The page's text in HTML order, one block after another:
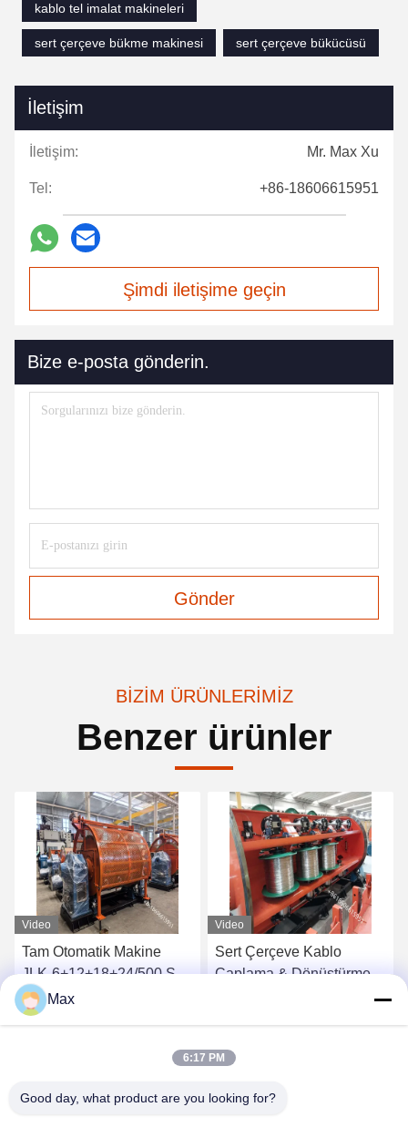
kablo tel imalat makineleri
sert çerçeve bükme makinesi sert çerçeve bükücüsü
İletişim
İletişim: Mr. Max Xu
Tel: +86-18606615951
Şimdi iletişime geçin
Bize e-posta gönderin.
Gönder
BIZIM ÜRÜNLERIMIZ
Benzer ürünler
Video
Tam Otomatik Makine
JLK-6+12+18+24/500 Sert
Şerit Makinesi
En İyi Fiyatı Bulun
Video
Sert Çerçeve Kablo
Çaplama & Dönüştürme
Max
6:17 PM
Good day, what product are you looking for?